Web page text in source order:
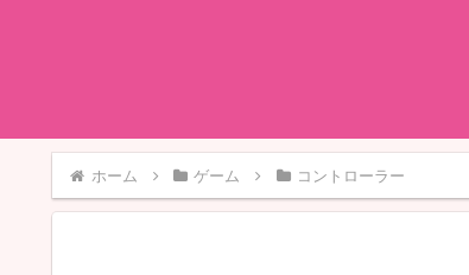
ホーム ゲーム コントローラー